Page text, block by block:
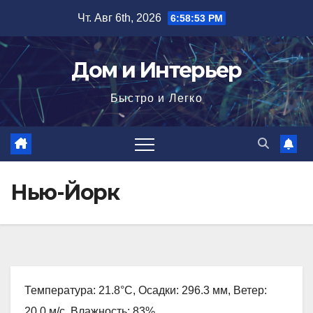
содержимому
Чт. Авг 6th, 2026 6:58:55 PM
Дом и Интерьер
Быстро и Легко
Нью-Йорк
Температура: 21.8°C, Осадки: 296.3 мм, Ветер: